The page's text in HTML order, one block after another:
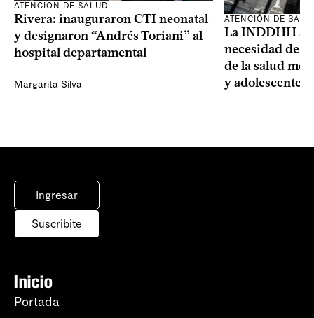
ATENCIÓN DE SALUD
Rivera: inauguraron CTI neonatal
y designaron “Andrés Toriani” al
hospital departamental
Margarita Silva
ATENCIÓN DE
La INDDHH
necesidad de
de la salud
y adolescentes
Ingresar
Suscribite
Inicio
Portada